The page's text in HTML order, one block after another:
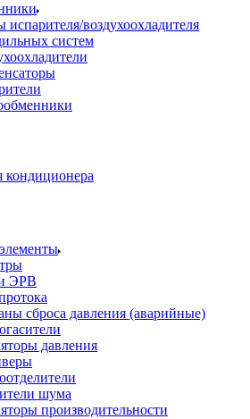
воздухоохладителя
систем
кондиционера
ЭРВ
сброса давления (аварийные)
давления
шума
производительности